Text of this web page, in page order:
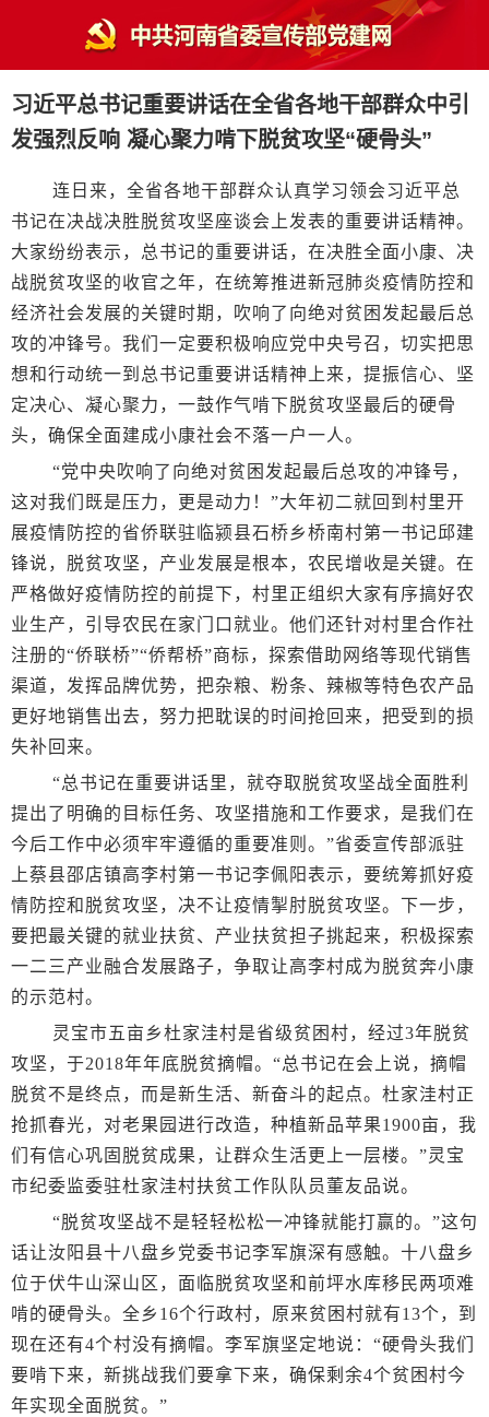
习近平总书记重要讲话在全省各地干部群众中引
发强烈反响 凝心聚力啃下脱贫攻坚“硬骨头”
连日来，全省各地干部群众认真学习领会习近平总
书记在决战决胜脱贫攻坚座谈会上发表的重要讲话精神。
大家纷纷表示，总书记的重要讲话，在决胜全面小康、决
战脱贫攻坚的收官之年，在统筹推进新冠肺炎疫情防控和
经济社会发展的关键时期，吹响了向绝对贫困发起最后总
攻的冲锋号。我们一定要积极响应党中央号召，切实把思
想和行动统一到总书记重要讲话精神上来，提振信心、坚
定决心、凝心聚力，一鼓作气啃下脱贫攻坚最后的硬骨
头，确保全面建成小康社会不落一户一人。
“党中央吹响了向绝对贫困发起最后总攻的冲锋号，
这对我们既是压力，更是动力！”大年初二就回到村里开
展疫情防控的省侨联驻临颍县石桥乡桥南村第一书记邱建
锋说，脱贫攻坚，产业发展是根本，农民增收是关键。在
严格做好疫情防控的前提下，村里正组织大家有序搞好农
业生产，引导农民在家门口就业。他们还针对村里合作社
注册的“侨联桥”“侨帮桥”商标，探索借助网络等现代销售
渠道，发挥品牌优势，把杂粮、粉条、辣椒等特色农产品
更好地销售出去，努力把耽误的时间抢回来，把受到的损
失补回来。
“总书记在重要讲话里，就夺取脱贫攻坚战全面胜利
提出了明确的目标任务、攻坚措施和工作要求，是我们在
今后工作中必须牢牢遵循的重要准则。”省委宣传部派驻
上蔡县邵店镇高李村第一书记李佩阳表示，要统筹抓好疫
情防控和脱贫攻坚，决不让疫情掣肘脱贫攻坚。下一步，
要把最关键的就业扶贫、产业扶贫担子挑起来，积极探索
一二三产业融合发展路子，争取让高李村成为脱贫奔小康
的示范村。
灵宝市五亩乡杜家洼村是省级贫困村，经过3年脱贫
攻坚，于2018年年底脱贫摘帽。“总书记在会上说，摘帽
脱贫不是终点，而是新生活、新奋斗的起点。杜家洼村正
抢抓春光，对老果园进行改造，种植新品苹果1900亩，我
们有信心巩固脱贫成果，让群众生活更上一层楼。”灵宝
市纪委监委驻杜家洼村扶贫工作队队员董友品说。
“脱贫攻坚战不是轻轻松松一冲锋就能打赢的。”这句
话让汝阳县十八盘乡党委书记李军旗深有感触。十八盘乡
位于伏牛山深山区，面临脱贫攻坚和前坪水库移民两项难
啃的硬骨头。全乡16个行政村，原来贫困村就有13个，到
现在还有4个村没有摘帽。李军旗坚定地说：“硬骨头我们
要啃下来，新挑战我们要拿下来，确保剩余4个贫困村今
年实现全面脱贫。”